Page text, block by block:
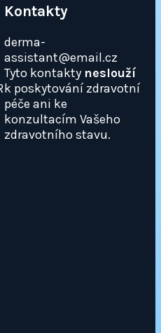
Kontakty
derma-
assistant@email.cz
Tyto kontakty neslouží
k poskytování zdravotní
péče ani ke
konzultacím Vašeho
zdravotního stavu.